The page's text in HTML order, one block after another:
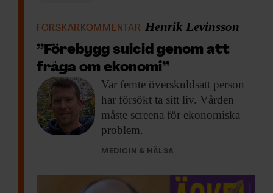
FORSKARKOMMENTAR Henrik Levinsson
”Förebygg suicid genom att
fråga om ekonomi”
Var femte överskuldsatt person
har försökt ta sitt liv. Vården
måste screena för ekonomiska
problem.
MEDICIN & HÄLSA